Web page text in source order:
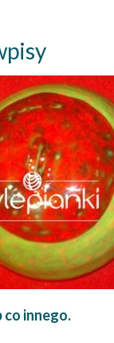
co innego.